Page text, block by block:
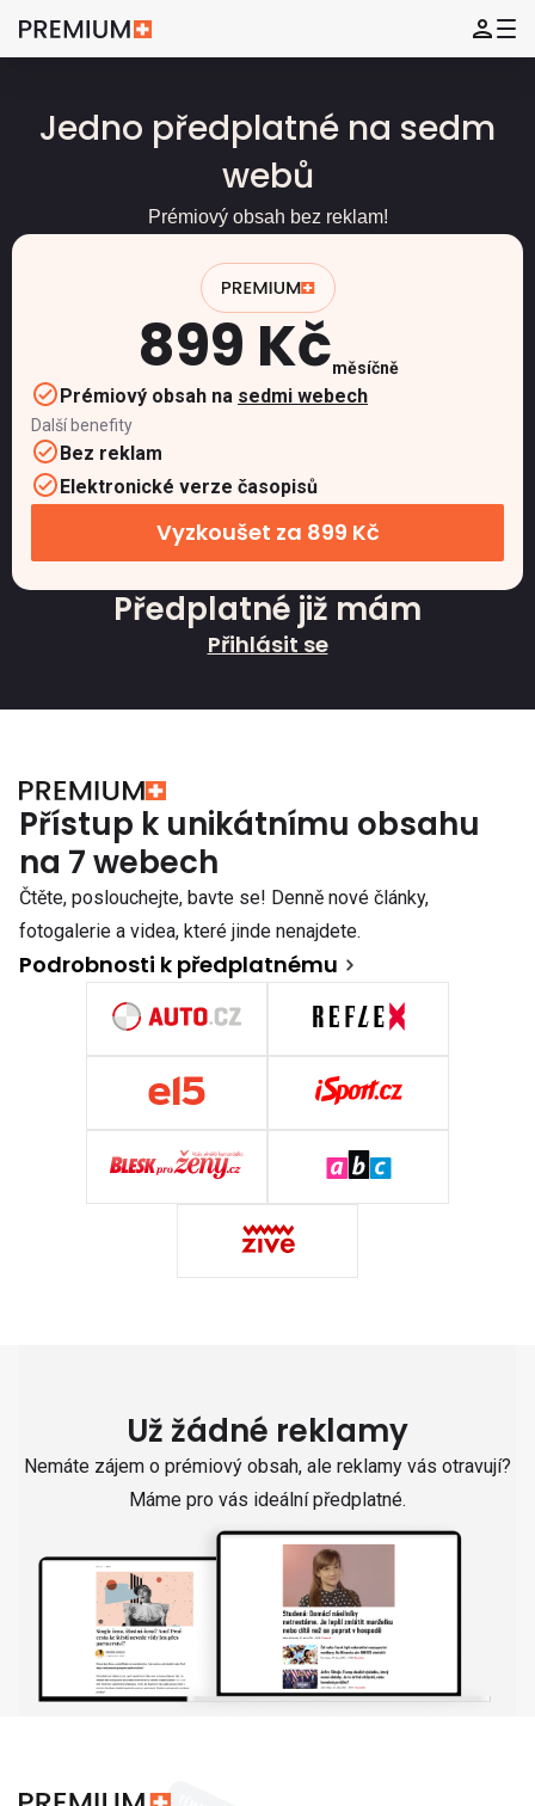
Jedno předplatné na sedm
webů
Prémiový obsah bez reklam!
899 Kčměsíčně
Prémiový obsah na sedmi webech
Další benefity
Bez reklam
Elektronické verze časopisů
Vyzkoušet za 899 Kč
Předplatné již mám
Přihlásit se
Přístup k unikátnímu obsahu
na 7 webech
Čtěte, poslouchejte, bavte se! Denně nové články,
fotogalerie a videa, které jinde nenajdete.
Podrobnosti k předplatnému
Už žádné reklamy
Nemáte zájem o prémiový obsah, ale reklamy vás otravují?
Máme pro vás ideální předplatné.